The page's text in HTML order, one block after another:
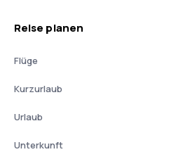
Reise planen
Flüge
Kurzurlaub
Urlaub
Unterkunft